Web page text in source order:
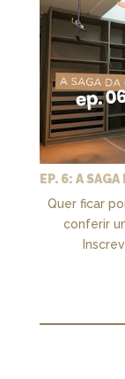
Quer ficar
conferir